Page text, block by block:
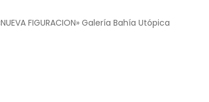
FIGURACION» Galería Bahía Utópica